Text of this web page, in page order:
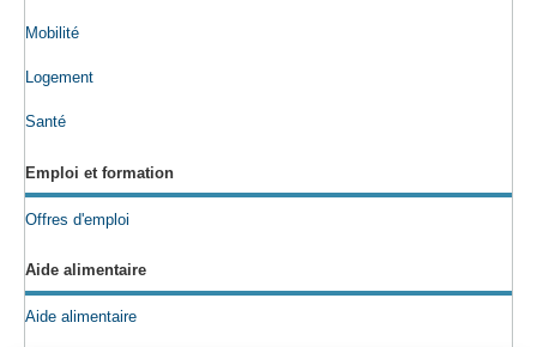
Mobilité
Logement
Santé
Emploi et formation
Offres d'emploi
Aide alimentaire
Aide alimentaire